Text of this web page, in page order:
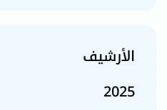
الأرشيف
2025